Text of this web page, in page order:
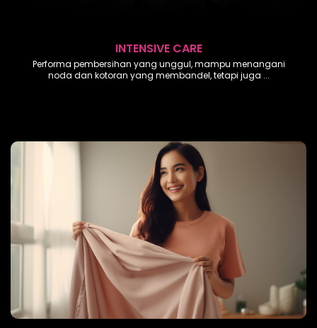
INTENSIVE CARE
Performa pembersihan yang unggul, mampu menangani
noda dan kotoran yang membandel, tetapi juga ...